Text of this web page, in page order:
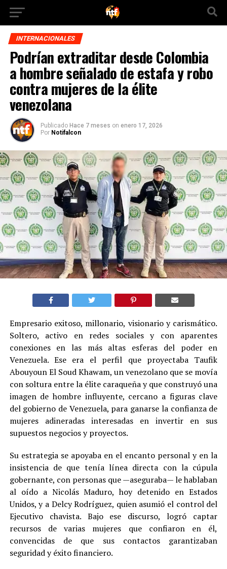
INTERNACIONALES
Podrían extraditar desde Colombia
a hombre señalado de estafa y robo
contra mujeres de la élite
venezolana
Publicado Hace 7 meses on enero 17, 2026
Por Notifalcon
Empresario exitoso, millonario, visionario y carismático.
Soltero, activo en redes sociales y con aparentes
conexiones en las más altas esferas del poder en
Venezuela. Ese era el perfil que proyectaba Taufik
Abouyoun El Soud Khawam, un venezolano que se movía
con soltura entre la élite caraqueña y que construyó una
imagen de hombre influyente, cercano a figuras clave
del gobierno de Venezuela, para ganarse la confianza de
mujeres adineradas interesadas en invertir en sus
supuestos negocios y proyectos.
Su estrategia se apoyaba en el encanto personal y en la
insistencia de que tenía línea directa con la cúpula
gobernante, con personas que —aseguraba— le hablaban
al oído a Nicolás Maduro, hoy detenido en Estados
Unidos, y a Delcy Rodríguez, quien asumió el control del
Ejecutivo chavista. Bajo ese discurso, logró captar
recursos de varias mujeres que confiaron en él,
convencidas de que sus contactos garantizaban
seguridad y éxito financiero.